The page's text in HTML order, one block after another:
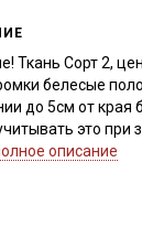
Ткань Сорт 2,
белесые
до 5см от края
это при
описание